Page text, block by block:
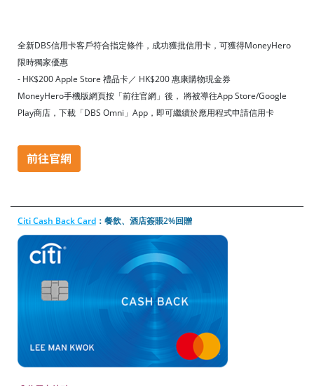
全新DBS信用卡客戶符合指定條件，成功獲批信用卡，可獲得MoneyHero
限時獨家優惠
- HK$200 Apple Store 禮品卡／ HK$200 惠康購物現金券
MoneyHero手機版網頁按「前往官網」後， 將被導往App Store/Google
Play商店，下載「DBS Omni」App，即可繼續於應用程式申請信用卡
Citi Cash Back Card ：餐飲、酒店簽賬2%回贈